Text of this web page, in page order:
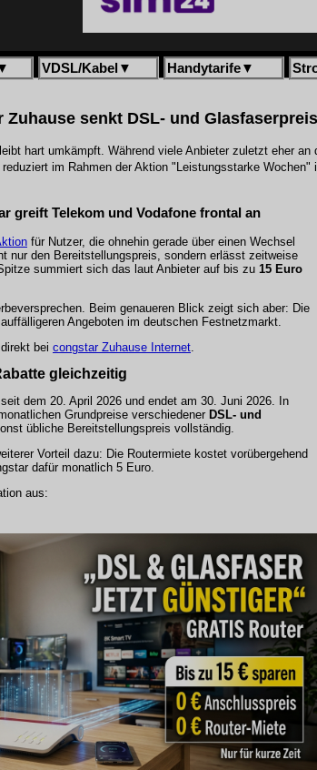
VDSL/Kabel ▼ Handytarife▼
Zuhause senkt DSL- und
hart umkämpft. Während viele Anbieter zuletzt eher
im Rahmen der Aktion "Leistungsstarke Wochen"
greift Telekom und Vodafone frontal an
für Nutzer, die ohnehin gerade über einen Wechsel
nur den Bereitstellungspreis, sondern erlässt zeitweise
summiert sich das laut Anbieter auf bis zu 15 Euro
Beim genaueren Blick zeigt sich aber: Die
Angeboten im deutschen Festnetzmarkt.
bei congstar Zuhause Internet
gleichzeitig
dem 20. April 2026 und endet am 30. Juni 2026. In
Grundpreise verschiedener DSL- und
übliche Bereitstellungspreis vollständig.
Vorteil dazu: Die Routermiete kostet vorübergehend
dafür monatlich 5 Euro.
aus: